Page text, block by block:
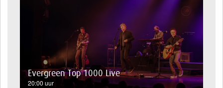
Evergreen Top 1000 Live
20:00 uur